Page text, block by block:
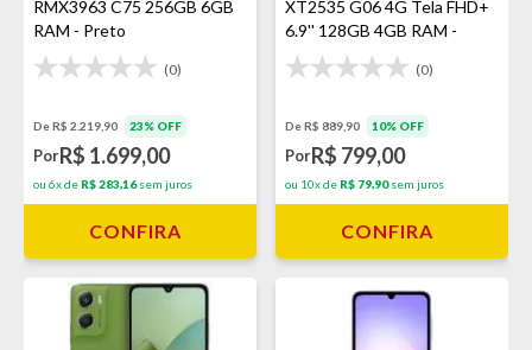
RMX3963 C75 256GB 6GB
RAM - Preto
(0)
De R$ 2.219,90 23% OFF
PorR$ 1.699,00
ou 6x de R$ 283,16sem juros
CONFIRA
XT2535 G06 4G Tela FHD+
6.9'' 128GB 4GB RAM -
Laranja
(0)
De R$ 889,90 10% OFF
PorR$ 799,00
ou 10x de R$ 79,90sem juros
CONFIRA